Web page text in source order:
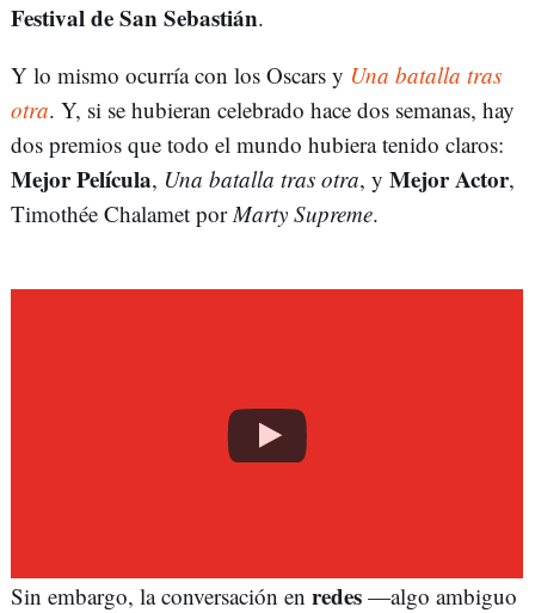
Festival de San Sebastián.
Y lo mismo ocurría con los Oscars y Una batalla tras
otra. Y, si se hubieran celebrado hace dos semanas, hay
dos premios que todo el mundo hubiera tenido claros:
Mejor Película, Una batalla tras otra, y Mejor Actor,
Timothée Chalamet porMarty Supreme.
Sin embargo, la conversación en redes —algo ambiguo